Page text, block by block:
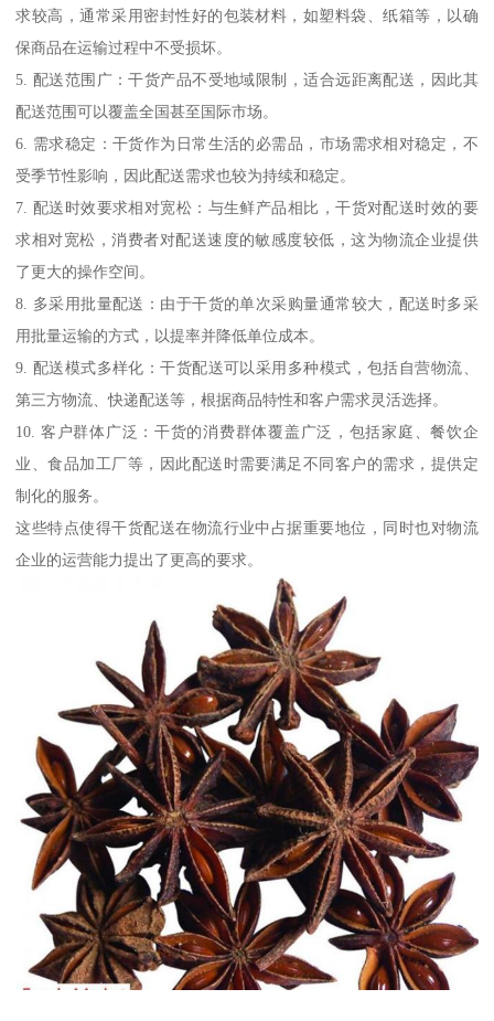
求较高，通常采用密封性好的包装材料，如塑料袋、纸箱等，以确
保商品在运输过程中不受损坏。
5. 配送范围广：干货产品不受地域限制，适合远距离配送，因此其
配送范围可以覆盖全国甚至国际市场。
6. 需求稳定：干货作为日常生活的必需品，市场需求相对稳定，不
受季节性影响，因此配送需求也较为持续和稳定。
7. 配送时效要求相对宽松：与生鲜产品相比，干货对配送时效的要
求相对宽松，消费者对配送速度的敏感度较低，这为物流企业提供
了更大的操作空间。
8. 多采用批量配送：由于干货的单次采购量通常较大，配送时多采
用批量运输的方式，以提率并降低单位成本。
9. 配送模式多样化：干货配送可以采用多种模式，包括自营物流、
第三方物流、快递配送等，根据商品特性和客户需求灵活选择。
10. 客户群体广泛：干货的消费群体覆盖广泛，包括家庭、餐饮企
业、食品加工厂等，因此配送时需要满足不同客户的需求，提供定
制化的服务。
这些特点使得干货配送在物流行业中占据重要地位，同时也对物流
企业的运营能力提出了更高的要求。